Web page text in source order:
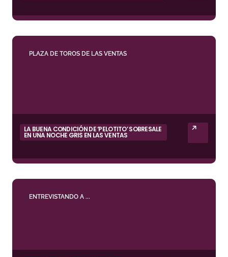
PLAZA DE TOROS DE LAS VENTAS
LA BUENA CONDICIÓN DE ‘PELOTITO’ SOBRESALE
EN UNA NOCHE GRIS EN LAS VENTAS
ENTREVISTANDO A ...